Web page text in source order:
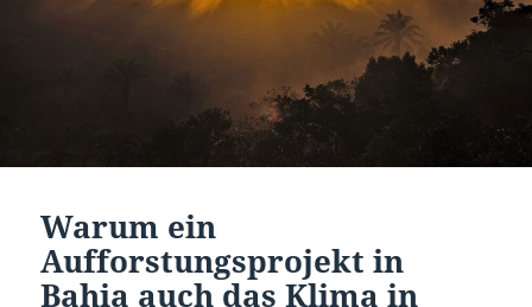
Warum ein
Aufforstungsprojekt in
Bahia auch das Klima in